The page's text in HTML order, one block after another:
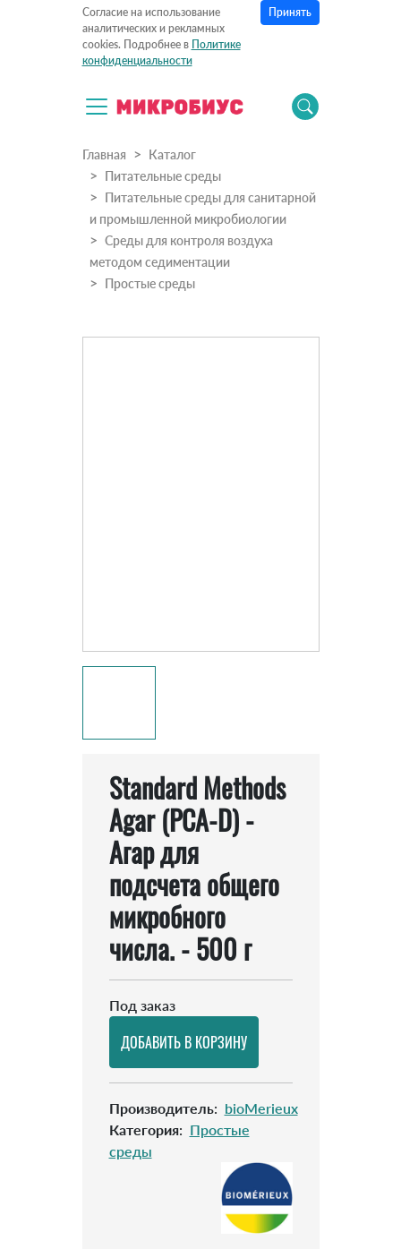
Согласие на использование
аналитических и рекламных
cookies. Подробнее в Политике
конфиденциальности
Принять
Главная
Каталог
Питательные среды
Питательные среды для санитарной
и промышленной микробиологии
Среды для контроля воздуха
методом седиментации
Простые среды
Standard Methods
Agar (PCA-D) -
Агар для
подсчета общего
микробного
числа. - 500 г
Под заказ
Производитель: bioMerieux
Категория: Простые
среды